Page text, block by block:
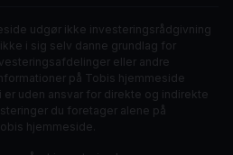
udgør ikke investeringsrådgivning
i sig selv danne grundlag for
eller andre
på Tobis hjemmeside
uden ansvar for direkte og indirekte
du foretager alene på
hjemmeside.